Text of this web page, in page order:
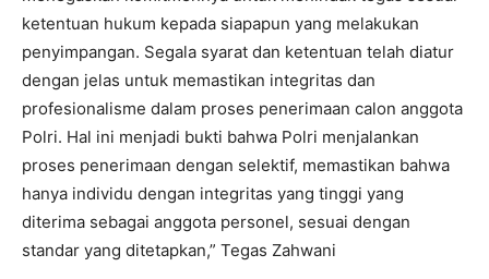
ketentuan hukum kepada siapapun yang melakukan
penyimpangan. Segala syarat dan ketentuan telah diatur
dengan jelas untuk memastikan integritas dan
profesionalisme dalam proses penerimaan calon anggota
Polri. Hal ini menjadi bukti bahwa Polri menjalankan
proses penerimaan dengan selektif, memastikan bahwa
hanya individu dengan integritas yang tinggi yang
diterima sebagai anggota personel, sesuai dengan
standar yang ditetapkan,” Tegas Zahwani